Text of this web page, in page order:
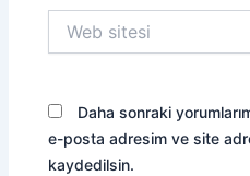
sitesi
Daha sonraki
e-posta adresim ve site
kaydedilsin.